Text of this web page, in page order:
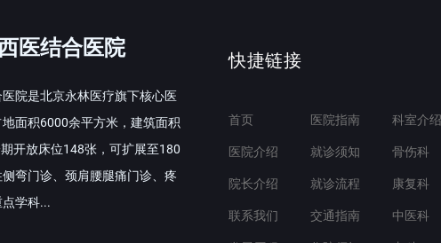
医结合医院
院是北京永林医疗旗下核心医
面积6000余平方米，建筑面积
开放床位148张，可扩展至180
弯门诊、颈肩腰腿痛门诊、疼
学科...
快捷链接
首页
医院介绍
院长介绍
联系我们
医院指南
就诊须知
就诊流程
交通指南
科室介绍
骨伤科
康复科
中医科